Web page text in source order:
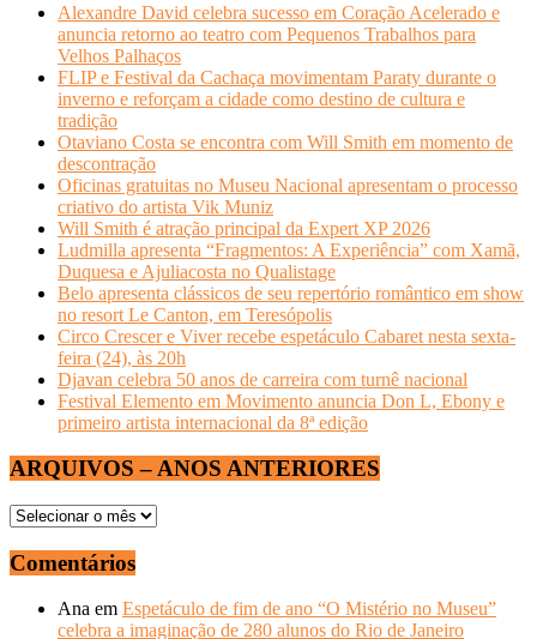
Alexandre David celebra sucesso em Coração Acelerado e
anuncia retorno ao teatro com Pequenos Trabalhos para
Velhos Palhaços
FLIP e Festival da Cachaça movimentam Paraty durante o
inverno e reforçam a cidade como destino de cultura e
tradição
Otaviano Costa se encontra com Will Smith em momento de
descontração
Oficinas gratuitas no Museu Nacional apresentam o processo
criativo do artista Vik Muniz
Will Smith é atração principal da Expert XP 2026
Ludmilla apresenta “Fragmentos: A Experiência” com Xamã,
Duquesa e Ajuliacosta no Qualistage
Belo apresenta clássicos de seu repertório romântico em show
no resort Le Canton, em Teresópolis
Circo Crescer e Viver recebe espetáculo Cabaret nesta sexta-
feira (24), às 20h
Djavan celebra 50 anos de carreira com turnê nacional
Festival Elemento em Movimento anuncia Don L, Ebony e
primeiro artista internacional da 8ª edição
ARQUIVOS – ANOS ANTERIORES
ARQUIVOS
ANOS
ANTERIORES
Comentários
Ana em Espetáculo de fim de ano “O Mistério no Museu”
celebra a imaginação de 280 alunos do Rio de Janeiro